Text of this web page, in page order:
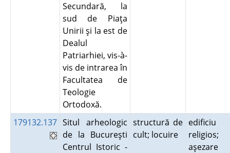
Secundară, la
sud de Piaţa
Unirii şi la est de
Dealul
Patriarhiei, vis-à-
vis de intrarea în
Facultatea de
Teologie
Ortodoxă.
179132.137 Situl arheologic
de la Bucureşti
Centrul Istoric -
structură de
cult; locuire
edificiu
religios;
aşezare